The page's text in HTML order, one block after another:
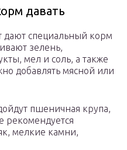
давать
дают специальный корм
зелень,
мел и соль, а также
добавлять мясной или
пшеничная крупа,
рекомендуется
мелкие камни,